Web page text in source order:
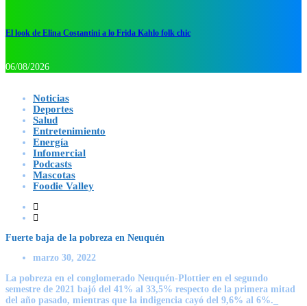
El look de Elina Costantini a lo Frida Kahlo folk chic
06/08/2026
Noticias
Deportes
Salud
Entretenimiento
Energía
Infomercial
Podcasts
Mascotas
Foodie Valley
Fuerte baja de la pobreza en Neuquén
marzo 30, 2022
La pobreza en el conglomerado Neuquén-Plottier en el segundo
semestre de 2021 bajó del 41% al 33,5% respecto de la primera mitad
del año pasado, mientras que la indigencia cayó del 9,6% al 6%._